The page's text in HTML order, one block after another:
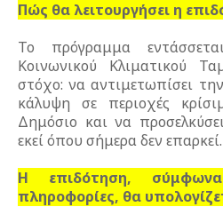
Πώς θα λειτουργήσει η
Το πρόγραμμα
Κοινωνικού Κλιματικού
στόχο: να αντιμετωπίσει
κάλυψη σε περιοχές
Δημόσιο και να
εκεί όπου σήμερα δεν επαρκεί.
Η επιδότηση,
πληροφορίες, θα